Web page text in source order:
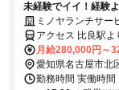
未経験でイイ！経験
店長候補
ミノヤランチサ
アクセス 比良駅
月給280,000円～
愛知県名古屋市北
勤務時間 実働時